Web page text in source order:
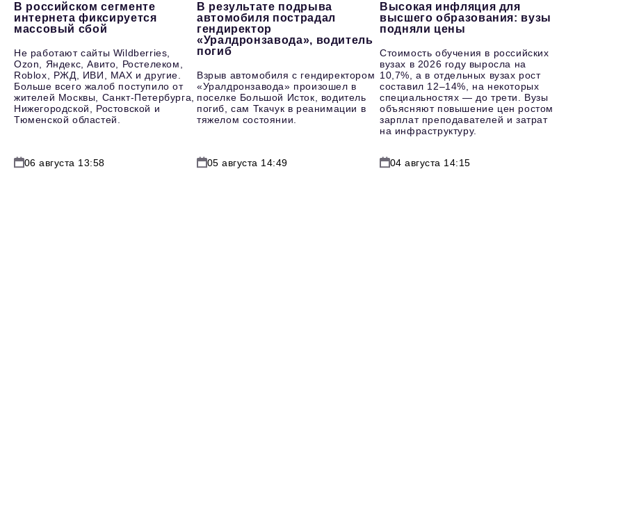
В российском сегменте
интернета фиксируется
массовый сбой
Не работают сайты Wildberries,
Ozon, Яндекс, Авито, Ростелеком,
Roblox, РЖД, ИВИ, MAX и другие.
Больше всего жалоб поступило от
жителей Москвы, Санкт-Петербурга,
Нижегородской, Ростовской и
Тюменской областей.
06 августа 13:58
В результате подрыва
автомобиля пострадал
гендиректор
«Уралдронзавода», водитель
погиб
Взрыв автомобиля с гендиректором
«Уралдронзавода» произошел в
поселке Большой Исток, водитель
погиб, сам Ткачук в реанимации в
тяжелом состоянии.
05 августа 14:49
Высокая инфляция для
высшего образования: вузы
подняли цены
Стоимость обучения в российских
вузах в 2026 году выросла на
10,7%, а в отдельных вузах рост
составил 12–14%, на некоторых
специальностях — до трети. Вузы
объясняют повышение цен ростом
зарплат преподавателей и затрат
на инфраструктуру.
04 августа 14:15